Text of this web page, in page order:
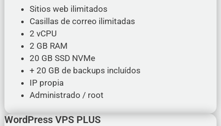
Sitios web ilimitados
Casillas de correo ilimitadas
2 vCPU
2 GB RAM
20 GB SSD NVMe
+ 20 GB de backups incluídos
IP propia
Administrado / root
WordPress VPS PLUS